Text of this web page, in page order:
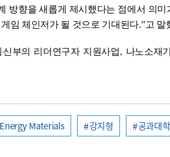
방향을 새롭게 제시했다는 점에서 의미
임 체인저가 될 것으로 기대된다.ˮ고 말
부의 리더연구자 지원사업, 나노소재
Materials 강지형
공과대학